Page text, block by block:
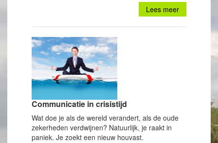
Lees meer
Communicatie in crisistijd
Wat doe je als de wereld verandert, als de oude
zekerheden verdwijnen? Natuurlijk, je raakt in
paniek. Je zoekt een nieuw houvast.